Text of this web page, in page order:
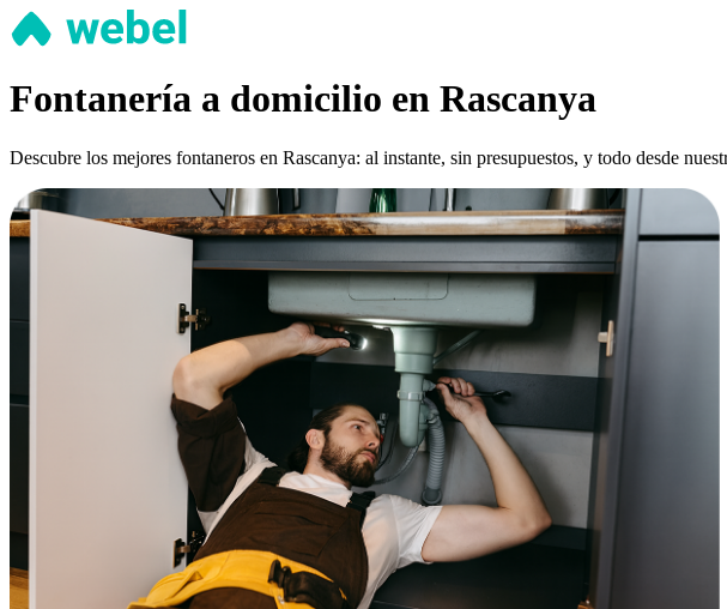
Fontanería a domicilio en Rascanya
Descubre los mejores fontaneros en Rascanya: al instante, sin presupuestos, y todo desde